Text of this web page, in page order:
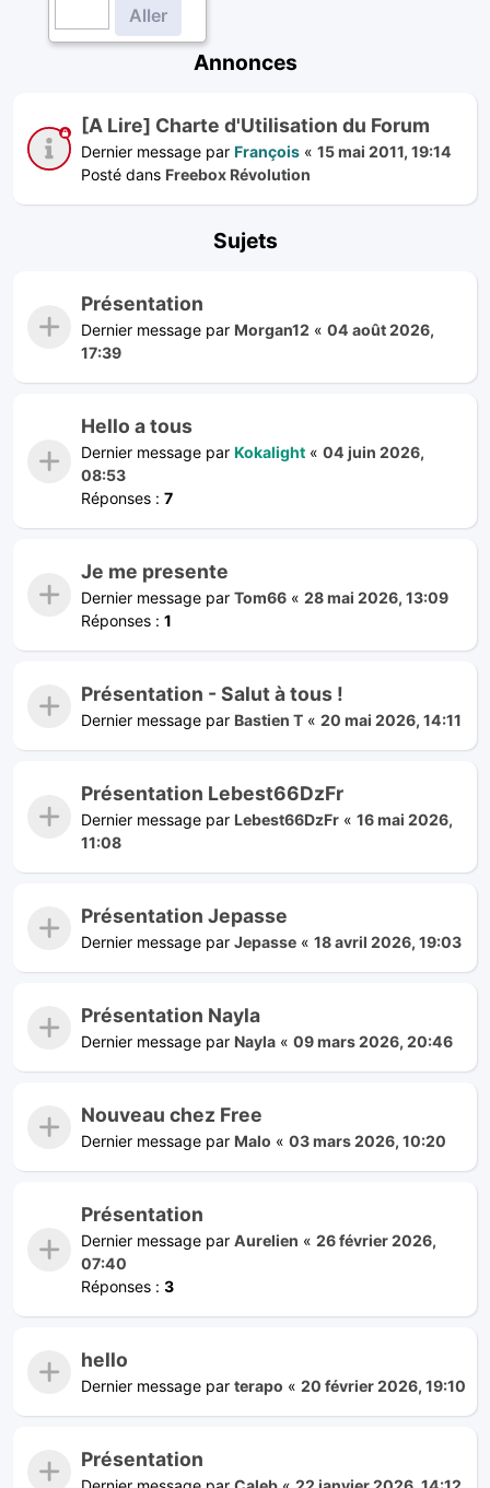
Annonces
[A Lire] Charte d'Utilisation du Forum
Dernier message par François « 15 mai 2011, 19:14
Posté dans Freebox Révolution
Sujets
Présentation
Dernier message par Morgan12 « 04 août 2026,
17:39
Hello a tous
Dernier message par Kokalight « 04 juin 2026,
08:53
Réponses : 7
Je me presente
Dernier message par Tom66 « 28 mai 2026, 13:09
Réponses : 1
Présentation - Salut à tous !
Dernier message par Bastien T « 20 mai 2026, 14:11
Présentation Lebest66DzFr
Dernier message par Lebest66DzFr « 16 mai 2026,
11:08
Présentation Jepasse
Dernier message par Jepasse « 18 avril 2026, 19:03
Présentation Nayla
Dernier message par Nayla « 09 mars 2026, 20:46
Nouveau chez Free
Dernier message par Malo « 03 mars 2026, 10:20
Présentation
Dernier message par Aurelien « 26 février 2026,
07:40
Réponses : 3
hello
Dernier message par terapo « 20 février 2026, 19:10
Présentation